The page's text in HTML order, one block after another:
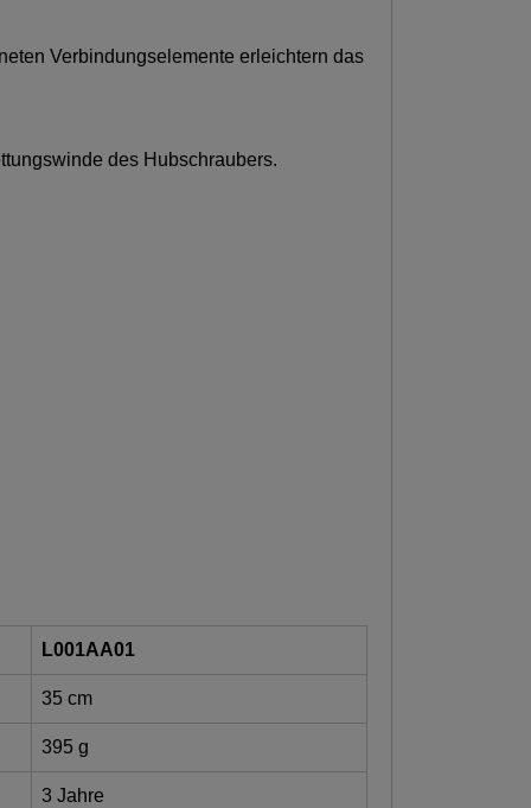
Verbindungselemente erleichtern das
des Hubschraubers.
L001AA01
35 cm
395 g
3 Jahre